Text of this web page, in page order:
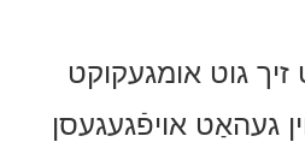
גוט אומגעקוקט
געהאַט אויפֿגעגעסן